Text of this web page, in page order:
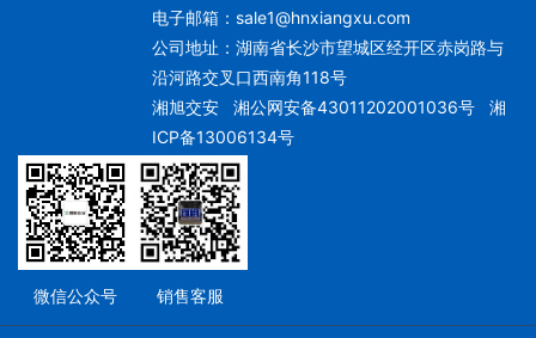
电子邮箱： sale1@hnxiangxu.com
公司地址：湖南省长沙市望城区经开区赤岗路与
沿河路交叉口西南角118号
湘旭交安湘公网安备43011202001036号
湘
ICP备13006134号
微信公众号 销售客服